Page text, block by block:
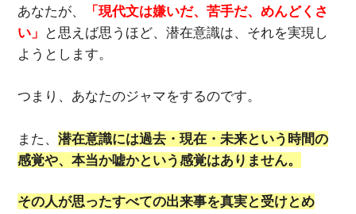
あなたが、
「現代文は嫌いだ、苦手だ、めんどくさ
い」 と思えば思うほど、潜在意識は、それを実現し
ようとします。
つまり、あなたのジャマをするのです。
また、潜在意識には過去・現在・未来という時間の
感覚や、本当か嘘かという感覚はありません。
その人が思ったすべての出来事を真実と受けとめ